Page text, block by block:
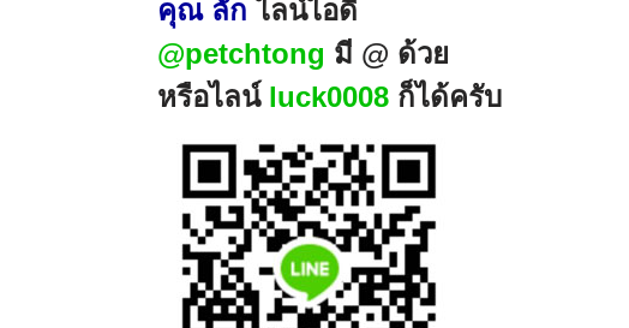
คุณ ลัก ไลน์ไอดี
@petchtong มี @ ด้วย
หรือไลน์luck0008 ก็ได้ครับ